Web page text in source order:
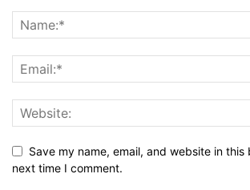
Save my name, email, and website in this
next time I comment.